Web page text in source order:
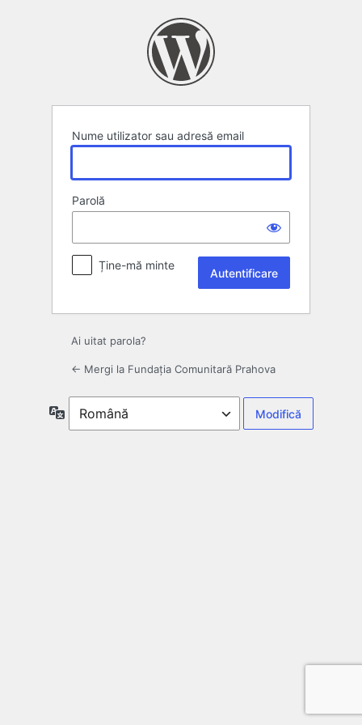
Nume utilizator sau adresă email
Parolă
Ține-mă minte
Ai uitat parola?
← Mergi la Fundația Comunitară Prahova
Limbă